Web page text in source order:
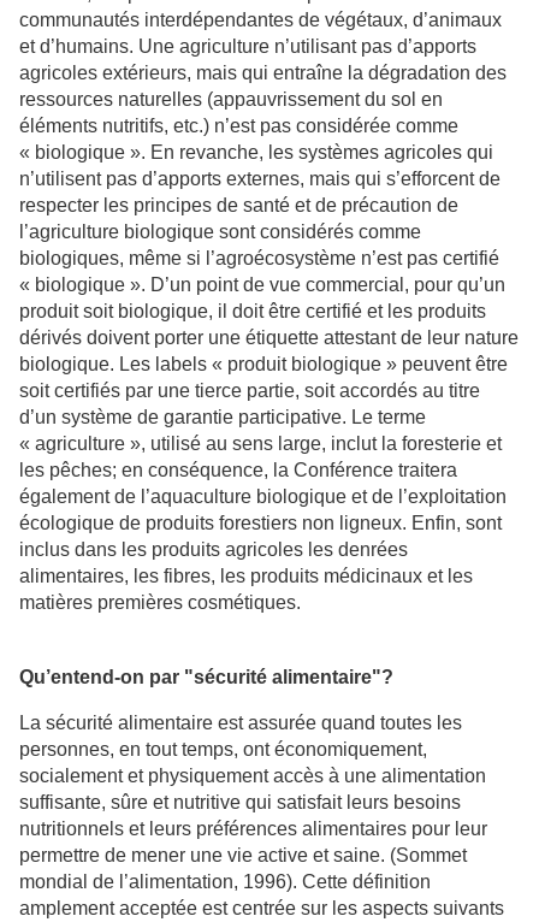
communautés interdépendantes de végétaux, d’animaux
et d’humains. Une agriculture n’utilisant pas d’apports
agricoles extérieurs, mais qui entraîne la dégradation des
ressources naturelles (appauvrissement du sol en
éléments nutritifs, etc.) n’est pas considérée comme
« biologique ». En revanche, les systèmes agricoles qui
n’utilisent pas d’apports externes, mais qui s’efforcent de
respecter les principes de santé et de précaution de
l’agriculture biologique sont considérés comme
biologiques, même si l’agroécosystème n’est pas certifié
« biologique ». D’un point de vue commercial, pour qu’un
produit soit biologique, il doit être certifié et les produits
dérivés doivent porter une étiquette attestant de leur nature
biologique. Les labels « produit biologique » peuvent être
soit certifiés par une tierce partie, soit accordés au titre
d’un système de garantie participative. Le terme
« agriculture », utilisé au sens large, inclut la foresterie et
les pêches; en conséquence, la Conférence traitera
également de l’aquaculture biologique et de l’exploitation
écologique de produits forestiers non ligneux. Enfin, sont
inclus dans les produits agricoles les denrées
alimentaires, les fibres, les produits médicinaux et les
matières premières cosmétiques.
Qu’entend-on par "sécurité alimentaire"?
La sécurité alimentaire est assurée quand toutes les
personnes, en tout temps, ont économiquement,
socialement et physiquement accès à une alimentation
suffisante, sûre et nutritive qui satisfait leurs besoins
nutritionnels et leurs préférences alimentaires pour leur
permettre de mener une vie active et saine. (Sommet
mondial de l’alimentation, 1996). Cette définition
amplement acceptée est centrée sur les aspects suivants